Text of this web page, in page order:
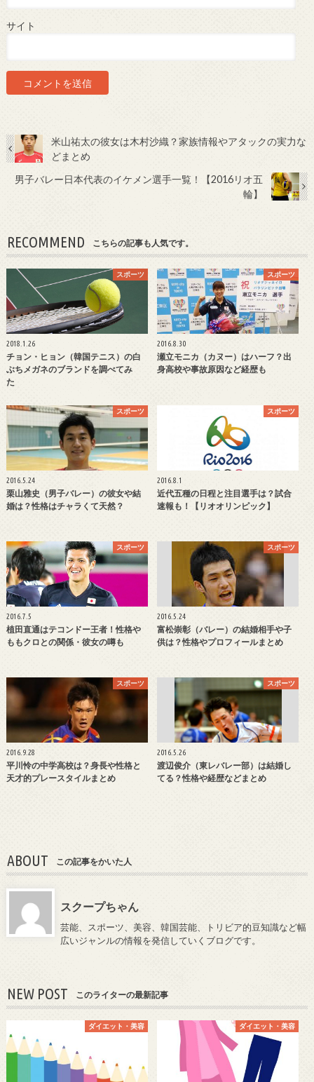
サイト
米山祐太の彼女は木村沙織？家族情報やアタックの実力な
どまとめ
男子バレー日本代表のイケメン選手一覧！【2016リオ五
輪】
RECOMMEND こちらの記事も人気です。
スポーツ
2018.1.26
チョン・ヒョン（韓国テニス）の白
ぶちメガネのブランドを調べてみ
た
スポーツ
2016.8.30
瀬立モニカ（カヌー）はハーフ？出
身高校や事故原因など経歴も
スポーツ
2016.5.24
栗山雅史（男子バレー）の彼女や結
婚は？性格はチャラくて天然？
スポーツ
2016.8.1
近代五種の日程と注目選手は？試合
速報も！【リオオリンピック】
スポーツ
2016.7.5
植田直通はテコンドー王者！性格や
ももクロとの関係・彼女の噂も
スポーツ
2016.5.24
富松崇彰（バレー）の結婚相手や子
供は？性格やプロフィールまとめ
スポーツ
2016.9.28
平川怜の中学高校は？身長や性格と
天才的プレースタイルまとめ
スポーツ
2016.5.26
渡辺俊介（東レバレー部）は結婚し
てる？性格や経歴などまとめ
ABOUT この記事をかいた人
スクープちゃん
芸能、スポーツ、美容、韓国芸能、トリビア的豆知識など幅
広いジャンルの情報を発信していくブログです。
NEW POST このライターの最新記事
ダイエット・美容 ダイエット・美容